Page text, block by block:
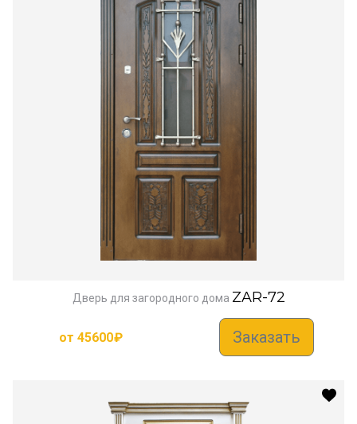
Дверь для загородного дома ZAR-72
от 45600₽ Заказать